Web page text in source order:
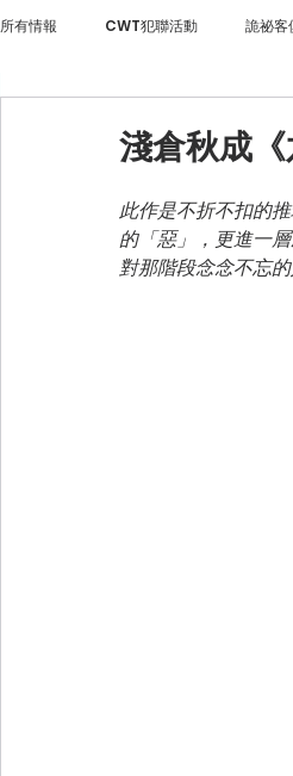
所有情報 CWT犯聯活動 詭祕客
淺倉秋成
此作是不折不扣的
的「惡」，更進一
對那階段念念不忘